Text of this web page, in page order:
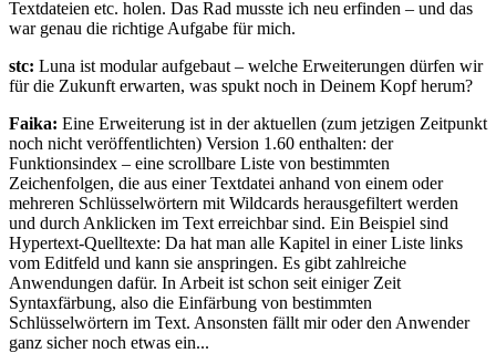
Textdateien etc. holen. Das Rad musste ich neu erfinden – und das
war genau die richtige Aufgabe für mich.
stc: Luna ist modular aufgebaut – welche Erweiterungen dürfen wir
für die Zukunft erwarten, was spukt noch in Deinem Kopf herum?
Faika: Eine Erweiterung ist in der aktuellen (zum jetzigen Zeitpunkt
noch nicht veröffentlichten) Version 1.60 enthalten: der
Funktionsindex – eine scrollbare Liste von bestimmten
Zeichenfolgen, die aus einer Textdatei anhand von einem oder
mehreren Schlüsselwörtern mit Wildcards herausgefiltert werden
und durch Anklicken im Text erreichbar sind. Ein Beispiel sind
Hypertext-Quelltexte: Da hat man alle Kapitel in einer Liste links
vom Editfeld und kann sie anspringen. Es gibt zahlreiche
Anwendungen dafür. In Arbeit ist schon seit einiger Zeit
Syntaxfärbung, also die Einfärbung von bestimmten
Schlüsselwörtern im Text. Ansonsten fällt mir oder den Anwender
ganz sicher noch etwas ein...